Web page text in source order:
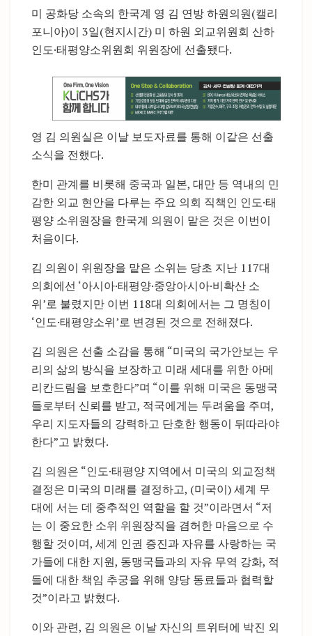
미 공화당 소속의 한국계 영 김 연방 하원의원(캘리
포니아)이 3일(현지시간) 미 하원 외교위원회 산하
인도·태평양소위원회 위원장에 선출됐다.
영 김 의원실은 이날 보도자료를 통해 이같은 선출
소식을 전했다.
한미 관계를 비롯해 중국과 일본, 대만 등 역내의 민
감한 외교 현안을 다루는 주요 의회 직책인 인도·태
평양 소위원장을 한국계 의원이 맡은 것은 이번이
처음이다.
김 의원이 위원장을 맡은 소위는 당초 지난 117대
의회에선 ‘아시아·태평양·중앙아시아·비확산 소
위’로 불렸지만 이번 118대 의회에서는 그 명칭이
‘인도·태평양소위’로 변경된 것으로 전해졌다.
김 의원은 선출 소감을 통해 “미국의 국가안보는 우
리의 삶의 방식을 보장하고 미래 세대를 위한 아메
리칸드림을 보호한다”며 “이를 위해 미국은 동맹국
들로부터 신뢰를 받고, 적국에게는 두려움을 주며,
우리 지도자들의 강력하고 단호한 행동이 뒤따라야
한다”고 밝혔다.
김 의원은 “인도·태평양 지역에서 미국의 외교정책
결정은 미국의 미래를 결정하고, (미국이) 세계 무
대에 서는 데 중추적인 역할을 할 것”이라면서 “저
는 이 중요한 소위 위원장직을 겸허한 마음으로 수
행할 것이며, 세계 인권 증진과 자유를 사랑하는 국
가들에 대한 지원, 동맹국들과의 자유 무역 강화, 적
들에 대한 책임 추궁을 위해 양당 동료들과 협력할
것”이라고 밝혔다.
이와 관련, 김 의원은 이날 자신의 트위터에 박진 외